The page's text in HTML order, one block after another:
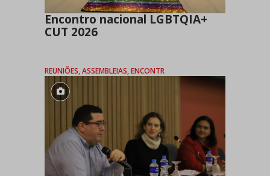
Encontro nacional LGBTQIA+
CUT 2026
REUNIÕES, ASSEMBLEIAS, ENCONTR